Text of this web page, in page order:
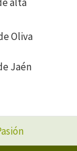
Oliva
Jaén